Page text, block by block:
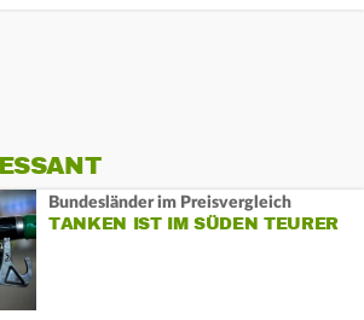
Bundesländer im Preisvergleich
TANKEN IST IM SÜDEN TEURER